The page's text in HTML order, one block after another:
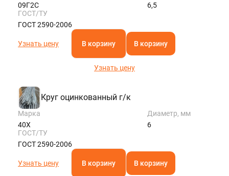
09Г2С
6,5
ГОСТ/ТУ
ГОСТ 2590-2006
Узнать цену В корзину В корзину
Узнать цену
Круг оцинкованный г/к
Марка
40Х
Диаметр, мм
6
ГОСТ/ТУ
ГОСТ 2590-2006
Узнать цену В корзину В корзину